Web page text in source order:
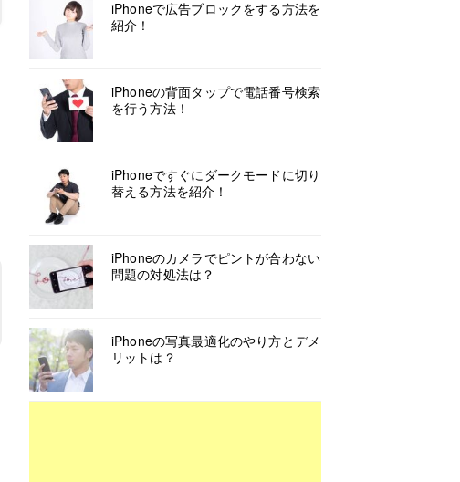
iPhoneで広告ブロックをする方法を
紹介！
iPhoneの背面タップで電話番号検索
を行う方法！
iPhoneですぐにダークモードに切り
替える方法を紹介！
iPhoneのカメラでピントが合わない
問題の対処法は？
iPhoneの写真最適化のやり方とデメ
リットは？